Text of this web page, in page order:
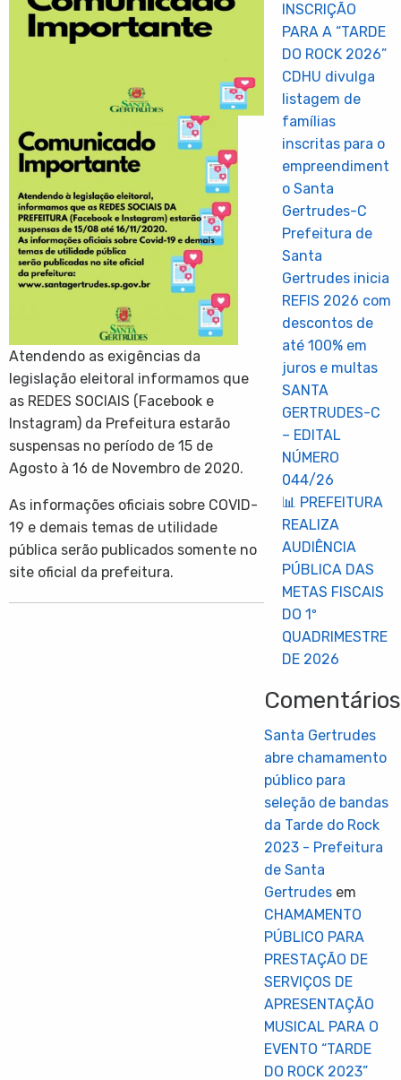
Atendendo as exigências da
legislação eleitoral informamos que
as REDES SOCIAIS (Facebook e
Instagram) da Prefeitura estarão
suspensas no período de 15 de
Agosto à 16 de Novembro de 2020.
As informações oficiais sobre COVID-
19 e demais temas de utilidade
pública serão publicados somente no
site oficial da prefeitura.
INSCRIÇÃO
PARA A “TARDE
DO ROCK 2026”
CDHU divulga
listagem de
famílias
inscritas para o
empreendiment
o Santa
Gertrudes-C
Prefeitura de
Santa
Gertrudes inicia
REFIS 2026 com
descontos de
até 100% em
juros e multas
SANTA
GERTRUDES-C
– EDITAL
NÚMERO
044/26
📊 PREFEITURA
REALIZA
AUDIÊNCIA
PÚBLICA DAS
METAS FISCAIS
DO 1º
QUADRIMESTRE
DE 2026
Comentários
Santa Gertrudes
abre chamamento
público para
seleção de bandas
da Tarde do Rock
2023 - Prefeitura
de Santa
Gertrudes em
CHAMAMENTO
PÚBLICO PARA
PRESTAÇÃO DE
SERVIÇOS DE
APRESENTAÇÃO
MUSICAL PARA O
EVENTO “TARDE
DO ROCK 2023”